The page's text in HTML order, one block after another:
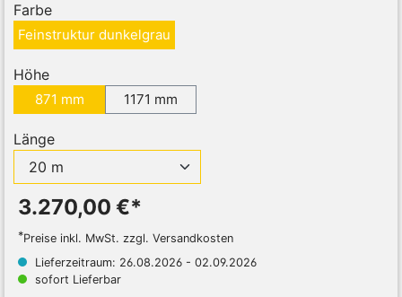
Farbe
Feinstruktur dunkelgrau
Höhe
871 mm 1171 mm
Länge
3.270,00 €*
*Preise inkl. MwSt. zzgl. Versandkosten
Lieferzeitraum: 26.08.2026 - 02.09.2026
sofort Lieferbar